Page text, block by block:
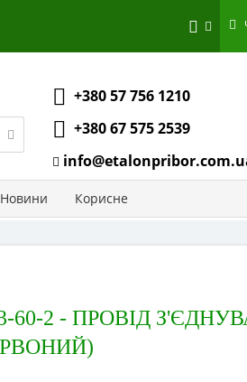
+380 57 756 1210
+380 67 575 2539
Новини Корисне
60-2 - ПРОВІД